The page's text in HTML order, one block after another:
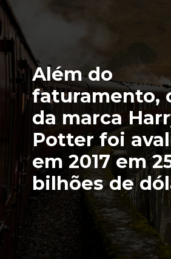
Além do
faturamento,
da marca
Potter foi
em 2017 em
bilhões de